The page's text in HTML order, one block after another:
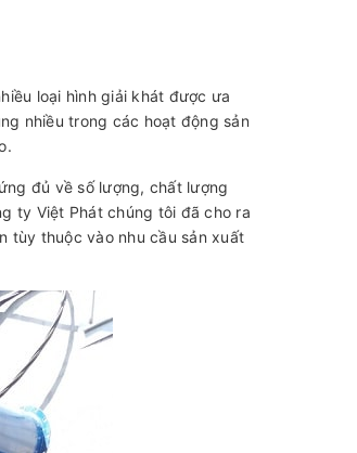
loại hình giải khát được ưa
nhiều trong các hoạt động sản
đủ về số lượng, chất lượng
ty Việt Phát chúng tôi đã cho ra
tùy thuộc vào nhu cầu sản xuất